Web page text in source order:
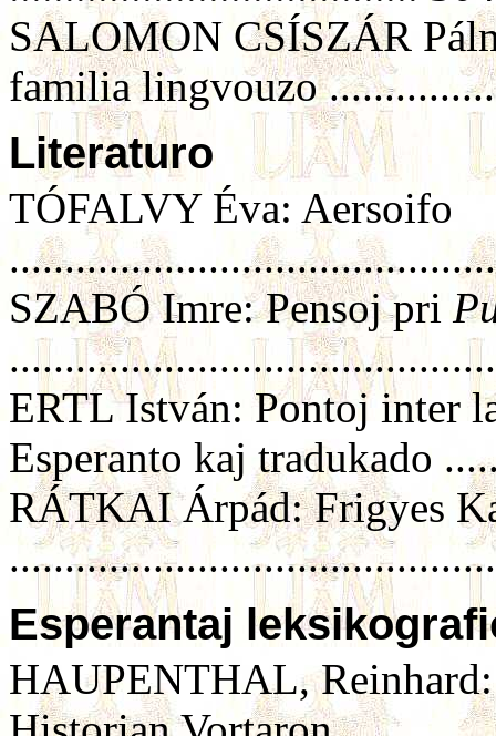
SALOMON CSÍSZÁR
familia lingvouzo
Literaturo
TÓFALVY Éva: Aersoifo
SZABÓ Imre: Pensoj pri
ERTL István: Pontoj inter
Esperanto kaj tradukado
RÁTKAI Árpád: Frigyes
Esperantaj
HAUPENTHAL,